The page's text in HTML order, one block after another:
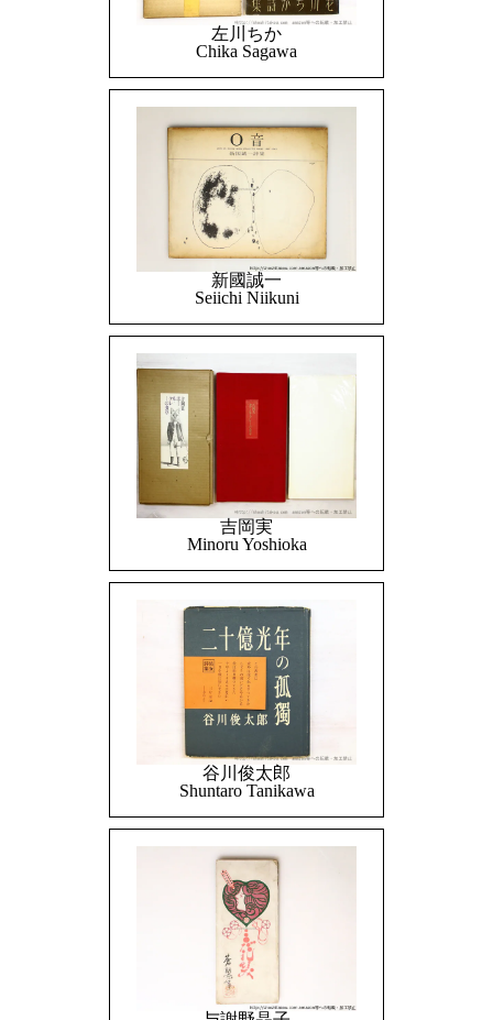
左川ちか
Chika Sagawa
新國誠一
Seiichi Niikuni
吉岡実
Minoru Yoshioka
谷川俊太郎
Shuntaro Tanikawa